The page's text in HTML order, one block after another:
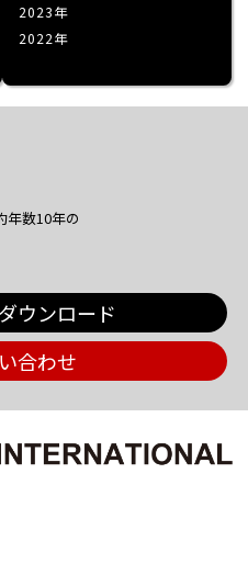
2023
2022
年数10年の
ウンロード
合わせ